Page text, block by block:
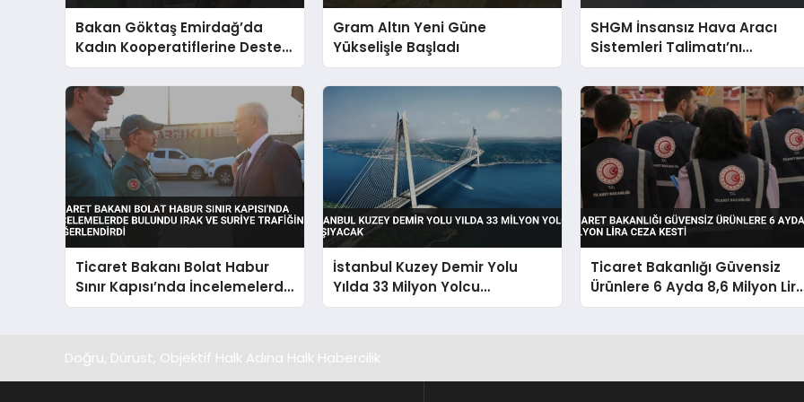
Bakan Göktaş Emirdağ’da
Kadın Kooperatiflerine Destek
Vurgusu
Gram Altın Yeni Güne
Yükselişle Başladı
SHGM İnsansız Hava Aracı
Sistemleri Talimatı’nı
Güncelledi
Ticaret Bakanı Bolat Habur
Sınır Kapısı’nda İncelemelerde
Bulundu Irak ve Suriye
İstanbul Kuzey Demir Yolu
Yılda 33 Milyon Yolcu
Taşıyacak
Ticaret Bakanlığı Güvensiz
Ürünlere 6 Ayda 8,6 Milyon
Ceza Kesti
Doğru, Dürüst, Objektif Halk Adına Halk Habercilik